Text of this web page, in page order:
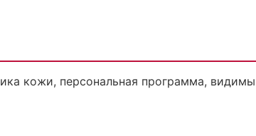
кожи, персональная программа,